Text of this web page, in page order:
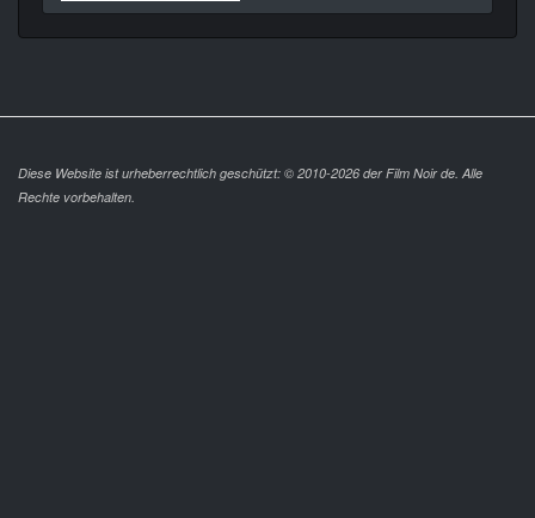
Diese Website ist urheberrechtlich geschützt: © 2010-2026 der Film Noir de. Alle
Rechte vorbehalten.